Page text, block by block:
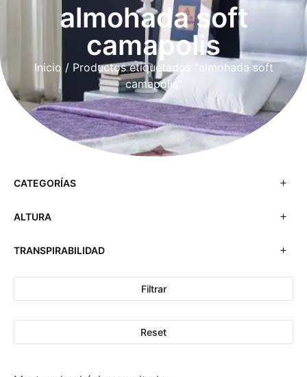
almohada soft
camapolis
Inicio / Productos etiquetados “almohada soft
camapolis”
CATEGORÍAS
ALTURA
TRANSPIRABILIDAD
Filtrar
Reset